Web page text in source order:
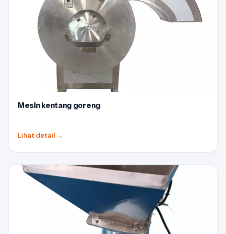
Mesin kentang goreng
Lihat detail →